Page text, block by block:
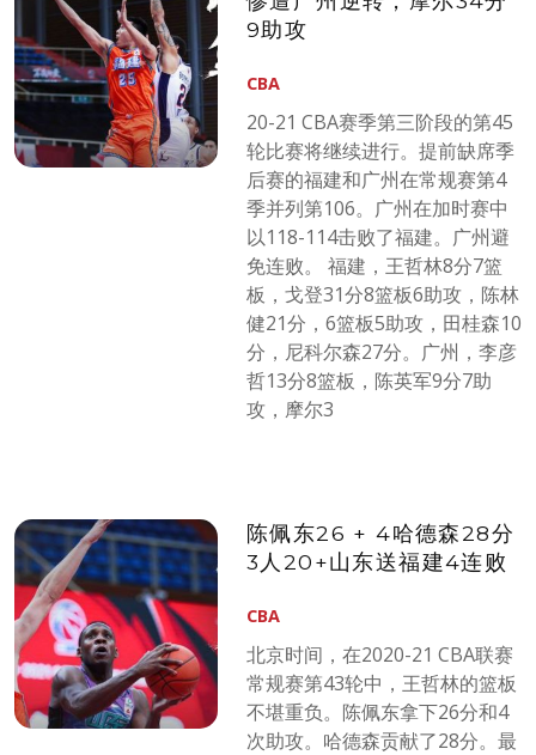
9助攻
CBA
20-21 CBA赛季第三阶段的第45
轮比赛将继续进行。提前缺席季
后赛的福建和广州在常规赛第4
季并列第106。广州在加时赛中
以118-114击败了福建。广州避
免连败。 福建，王哲林8分7篮
板，戈登31分8篮板6助攻，陈林
健21分，6篮板5助攻，田桂森10
分，尼科尔森27分。广州，李彦
哲13分8篮板，陈英军9分7助
攻，摩尔3
陈佩东26 + 4哈德森28分
3人20+山东送福建4连败
CBA
北京时间，在2020-21 CBA联赛
常规赛第43轮中，王哲林的篮板
不堪重负。陈佩东拿下26分和4
次助攻。哈德森贡献了28分。最